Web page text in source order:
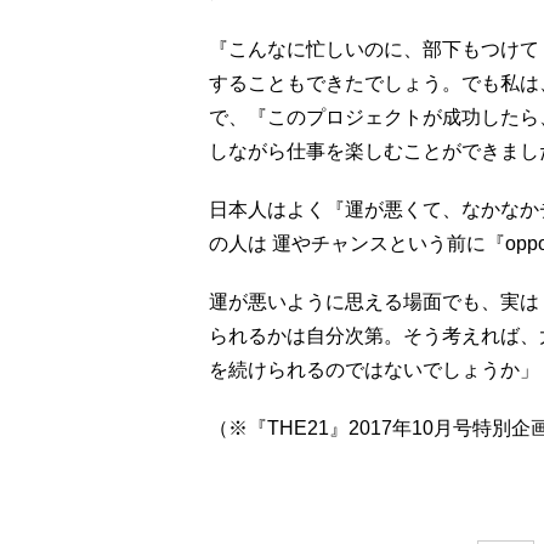
『こんなに忙しいのに、部下もつけ
することもできたでしょう。でも私
で、『このプロジェクトが成功した
しながら仕事を楽しむことができまし
日本人はよく『運が悪くて、なかな
の人は 運やチャンスという前に『
運が悪いように思える場面でも、実
られるかは自分次第。そう考えれば
を続けられるのではないでしょうか」
（※『THE21』2017年10月号特別企